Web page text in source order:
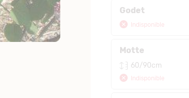
Godet
Indisponible
Motte
60/90cm
Indisponible